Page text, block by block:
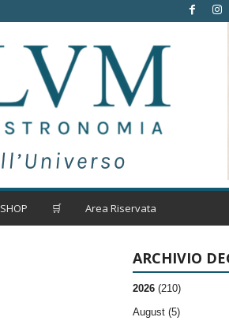
SHOP 🛒 Area Riservata
ARCHIVIO
2026 (210)
August (5)